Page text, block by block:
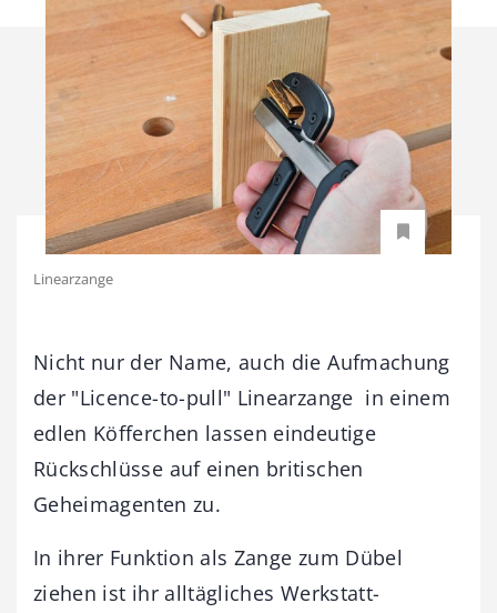
Linearzange
Nicht nur der Name, auch die Aufmachung
der "Licence-to-pull" Linearzange in einem
edlen Köfferchen lassen eindeutige
Rückschlüsse auf einen britischen
Geheimagenten zu.
In ihrer Funktion als Zange zum Dübel
ziehen ist ihr alltägliches Werkstatt-